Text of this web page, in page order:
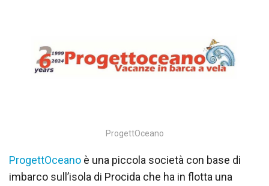
ProgettOceano
ProgettOceano è una piccola società con base di
imbarco sull’isola di Procida che ha in flotta una